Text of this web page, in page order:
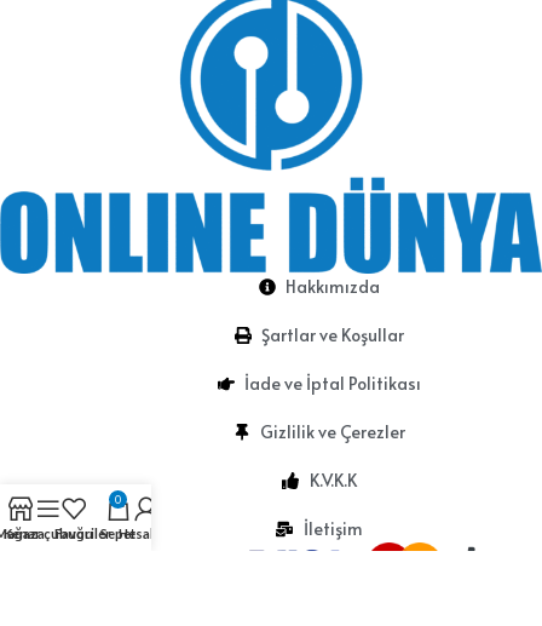
Hakkımızda
Şartlar ve Koşullar
İade ve İptal Politikası
Gizlilik ve Çerezler
K.V.K.K
İletişim
Kenar çubuğu
Favoriler
0
SepetHesabım